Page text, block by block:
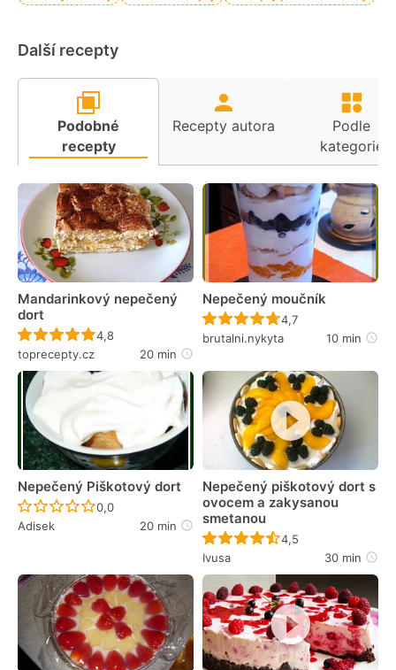
Další recepty
Podobné
recepty
Recepty autora
Podle
kategorie
Mandarinkový nepečený
dort
Recept ještě nebyl hodnocen
4,8
toprecepty.cz
20 min
Nepečený moučník
Recept ještě nebyl
4,7
brutalni.nykyta
10 min
Nepečený Piškotový dort
Recept ještě nebyl hodnocen
0,0
Adisek
20 min
Nepečený piškotový dort s
ovocem a zakysanou
smetanou
Recept ještě nebyl
4,5
Ivusa
30 min